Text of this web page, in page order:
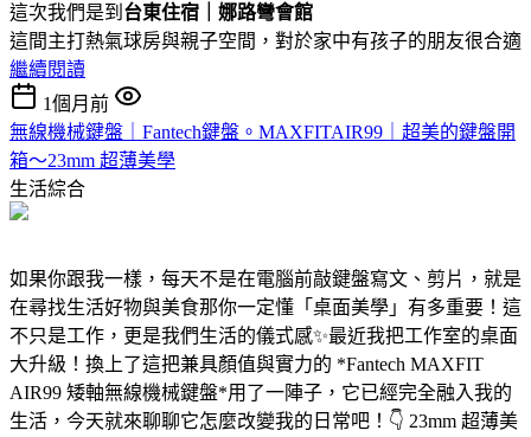
這次我們是到 台東住宿｜娜路彎會館
這間主打熱氣球房與親子空間，對於家中有孩子的朋友很合適
繼續閱讀
1個月前
無線機械鍵盤｜Fantech鍵盤。MAXFITAIR99｜超美的鍵盤開
箱～23mm 超薄美學
生活綜合
如果你跟我一樣，每天不是在電腦前敲鍵盤寫文、剪片，就是
在尋找生活好物與美食那你一定懂「桌面美學」有多重要！這
不只是工作，更是我們生活的儀式感✨最近我把工作室的桌面
大升級！換上了這把兼具顏值與實力的 *Fantech MAXFIT
AIR99 矮軸無線機械鍵盤*用了一陣子，它已經完全融入我的
生活，今天就來聊聊它怎麼改變我的日常吧！👇 23mm 超薄美